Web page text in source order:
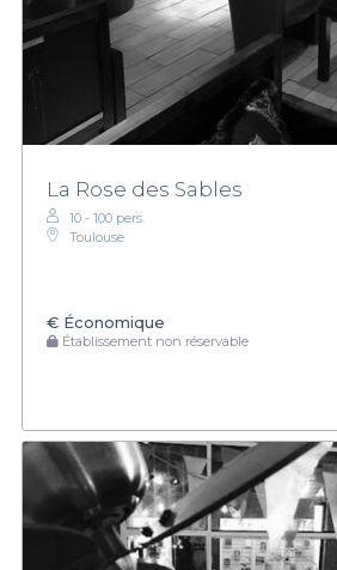
La Rose des Sables
10 - 100 pers.
Toulouse
€ Économique
Établissement non réservable